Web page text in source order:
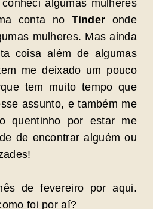
algumas mulheres
conta no Tinder onde
mulheres. Mas ainda
coisa além de algumas
me deixado um pouco
tem muito tempo que
assunto, e também me
quentinho por estar me
de encontrar alguém ou
de fevereiro por aqui.
foi por aí?